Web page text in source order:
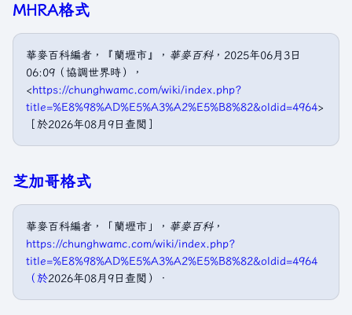
MHRA格式
華麥百科編者，『蘭壢市』， 華麥百科，2025年06月3日
06:09（協調世界時），
<https://chunghwamc.com/wiki/index.php?
title=%E8%98%AD%E5%A3%A2%E5%B8%82&oldid=4964>
［於2026年08月9日查閲］
芝加哥格式
華麥百科編者，「蘭壢市」， 華麥百科，
https://chunghwamc.com/wiki/index.php?
title=%E8%98%AD%E5%A3%A2%E5%B8%82&oldid=4964
（於2026年08月9日查閲）．